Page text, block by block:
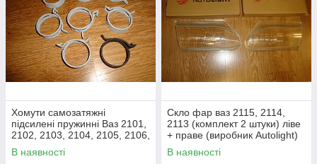
Хомути самозатяжні
підсилені пружинні Ваз 2101,
2102, 2103, 2104, 2105, 2106,
2107 (комплект 8 штук) на
великий радіатор (Mikalor)
В наявності
Скло фар ваз 2115, 2114,
2113 (комплект 2 штуки) ліве
+ праве (виробник Autolight)
В наявності